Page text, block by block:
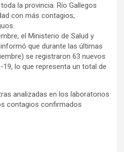
la provincia. Río Gallegos
con más contagios,
el Ministerio de Salud y
que durante las últimas
se registraron 63 nuevos
lo que representa un total de
analizadas en los laboratorios
contagios confirmados